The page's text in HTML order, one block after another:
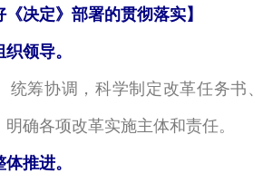
《决定》部署的贯彻落实】
领导。
统筹协调，科学制定改革任务书、
确各项改革实施主体和责任。
推进。